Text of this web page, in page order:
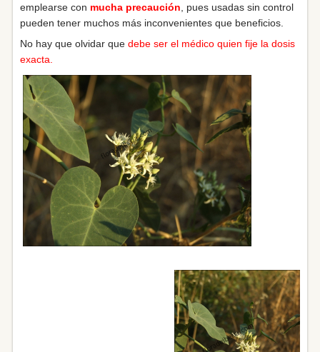
emplearse con mucha precaución , pues usadas sin control
pueden tener muchos más inconvenientes que beneficios.
No hay que olvidar que debe ser el médico quien fije la dosis
exacta.